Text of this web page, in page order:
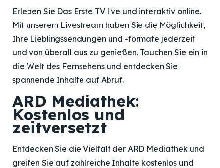
Erleben Sie Das Erste TV live und interaktiv online.
Mit unserem Livestream haben Sie die Möglichkeit,
Ihre Lieblingssendungen und -formate jederzeit
und von überall aus zu genießen. Tauchen Sie ein in
die Welt des Fernsehens und entdecken Sie
spannende Inhalte auf Abruf.
ARD Mediathek:
Kostenlos und
zeitversetzt
Entdecken Sie die Vielfalt der ARD Mediathek und
greifen Sie auf zahlreiche Inhalte kostenlos und